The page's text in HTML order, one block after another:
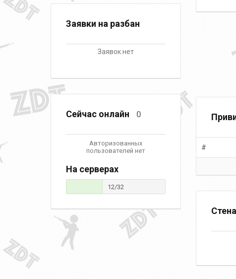
#
Стена
Заявки на разбан
Заявок нет
Сейчас онлайн 0
Авторизованных
пользователей нет
На серверах
12/32